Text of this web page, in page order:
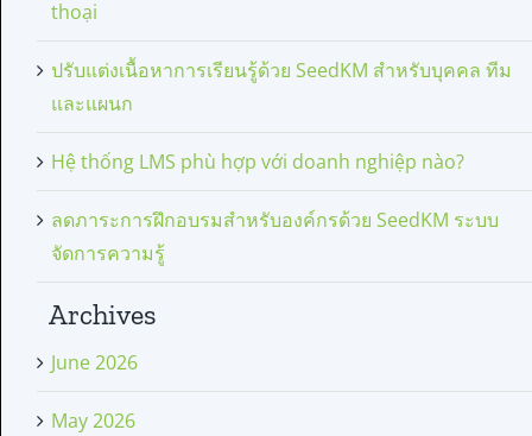
thoại
ปรับแต่งเนื้อหาการเรียนรู้ด้วย SeedKM สำหรับบุคคล ทีม
และแผนก
Hệ thống LMS phù hợp với doanh nghiệp nào?
ลดภาระการฝึกอบรมสำหรับองค์กรด้วย SeedKM ระบบ
จัดการความรู้
Archives
June 2026
May 2026